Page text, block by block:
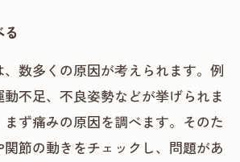
数多くの原因が考えられます。例
不足、不良姿勢などが挙げられま
ず痛みの原因を調べます。そのた
節の動きをチェックし、問題があ